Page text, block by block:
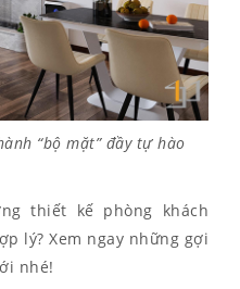
“bộ mặt” đầy tự hào
thiết kế phòng khách
lý? Xem ngay những gợi
nhé!